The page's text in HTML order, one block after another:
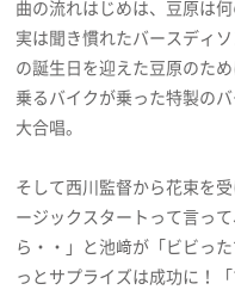
曲の流れはじめは、豆原は
実は聞き慣れたバースディ
の誕生日を迎えた豆原のた
乗るバイクが乗った特製の
大合唱。
そして西川監督から花束を
ージックスタートって言っ
ら・・」と池﨑が「ビビっ
っとサプライズは成功に！